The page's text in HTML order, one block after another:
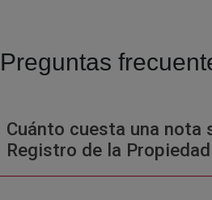
Preguntas
Cuánto cuesta una nota
Registro de la Propiedad